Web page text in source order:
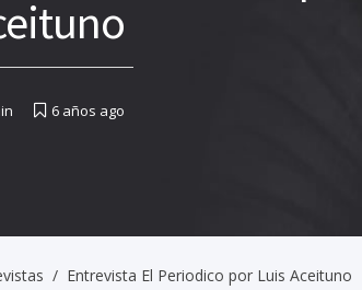
6 años ago
/ Entrevista El Periodico por Luis Aceituno